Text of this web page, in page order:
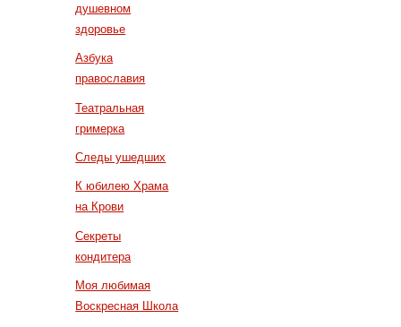
душевном
здоровье
Азбука
православия
Театральная
гримерка
Следы ушедших
К юбилею Храма
на Крови
Секреты
кондитера
Моя любимая
Воскресная Школа